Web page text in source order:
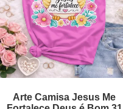
Arte Camisa Jesus Me